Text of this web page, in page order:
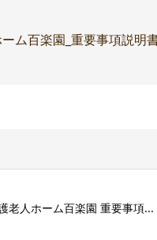
ム百楽園_重要事項説明
老人ホーム百楽園 重要事項...